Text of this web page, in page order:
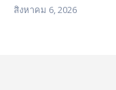
สิงหาคม 6, 2026